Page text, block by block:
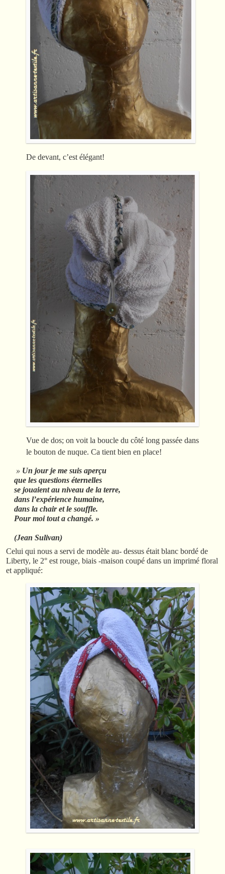
De devant, c’est élégant!
Vue de dos; on voit la boucle du côté long passée dans
le bouton de nuque. Ca tient bien en place!
» Un jour je me suis aperçu
que les questions éternelles
se jouaient au niveau de la terre,
dans l’expérience humaine,
dans la chair et le souffle.
Pour moi tout a changé. »
(Jean Sulivan)
Celui qui nous a servi de modèle au- dessus était blanc bordé de
Liberty, le 2° est rouge, biais -maison coupé dans un imprimé floral
et appliqué: